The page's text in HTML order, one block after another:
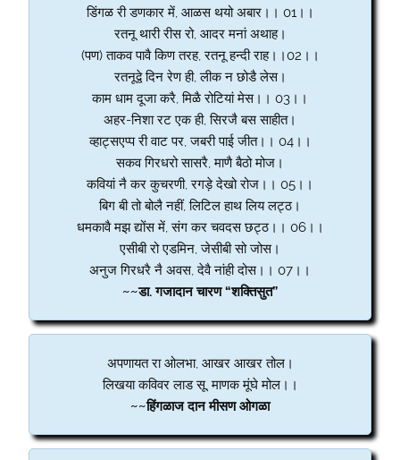
डिंगळ री डणकार में, आळस थयो अबार।। 01।।
रतनू थारी रीस रो, आदर मनां अथाह।
(पण) ताकव पावै किण तरह, रतनू हन्दी राह।।02।।
रतनूद्वे दिन रेण ही, लीक न छोडै लेस।
काम धाम दूजा करै, मिळै रोटियां मेस।। 03।।
अहर-निशा रट एक ही, सिरजै बस साहीत।
व्हाट्सएप्प री वाट पर, जबरी पाई जीत।। 04।।
सकव गिरधरो सासरै, माणै बैठो मोज।
कवियां नै कर कुचरणी, रगड़े देखो रोज।। 05।।
बिग बी तो बोलै नहीं, लिटिल हाथ लिय लट्ठ।
धमकावै मझ द्योंस में, संग कर चवदस छट्ठ।। 06।।
एसीबी रो एडमिन, जेसीबी सो जोस।
अनुज गिरधरै नै अवस, देवै नांही दोस।। 07।।
~~डा. गजादान चारण “शक्तिसुत”
अपणायत रा ओलभा, आखर आखर तोल।
लिखया कविवर लाड सू, माणक मूंघे मोल।।
~~हिंगळाज दान मीसण ओगळा